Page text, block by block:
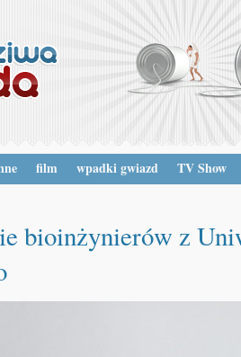
film wpadki gwiazd TV Show
bioinżynierów z